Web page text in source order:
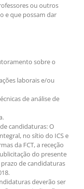
ou outros
e que possam dar
sobre o
laborais e/ou
de análise de
candidaturas: O
no sítio do ICS e
da FCT, a receção
do presente
de candidaturas
deverão ser